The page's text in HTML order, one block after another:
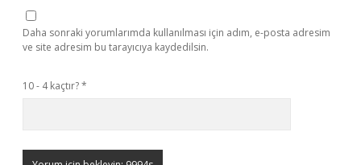
Daha sonraki yorumlarımda kullanılması için adım, e-posta adresim
ve site adresim bu tarayıcıya kaydedilsin.
10 - 4 kaçtır?*